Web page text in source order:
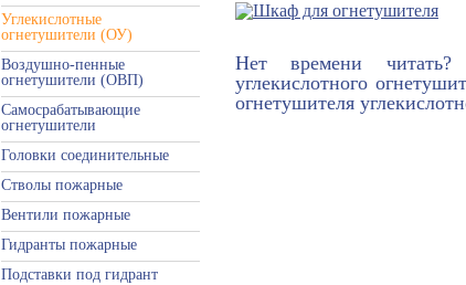
Углекислотные
огнетушители (ОУ)
Воздушно-пенные
огнетушители (ОВП)
Самосрабатывающие
огнетушители
Головки соединительные
Стволы пожарные
Вентили пожарные
Гидранты пожарные
Подставки под гидрант
Нет времени читать?
углекислотного
огнетушителя